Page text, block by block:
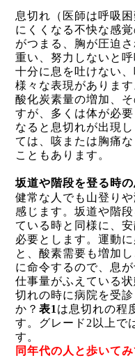
息切れ（医師は呼吸
にくくなる不快な感
がつまる、胸が圧迫
重い、努力しないと
十分に息を吐けない
様々な表現がありま
酸化炭素量の増加、
すが、多くは体が必
なると息切れが出現
ては、咳または胸痛
こともあります。
坂道や階段を登る時
健常な人でも山登り
感じます。坂道や階
ている時と同様に、
必要とします。運動
と、酸素需要も増加
に命令するので、息
仕事量がふえている
切れの時に病院を受
か？ 表1 は息切れの程
す。グレード 2 以上で
す。
同年代の人と歩いて